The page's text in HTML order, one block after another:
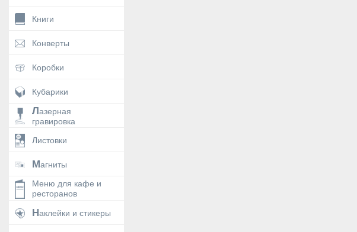
Книги
Конверты
Коробки
Кубарики
Лазерная
гравировка
Листовки
Магниты
Меню для кафе и
ресторанов
Наклейки и стикеры